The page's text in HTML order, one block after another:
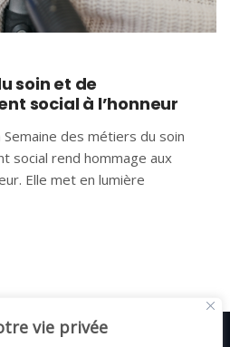
vie privée
soin et de
social à l’honneur
Semaine des métiers du soin
social rend hommage aux
Elle met en lumière